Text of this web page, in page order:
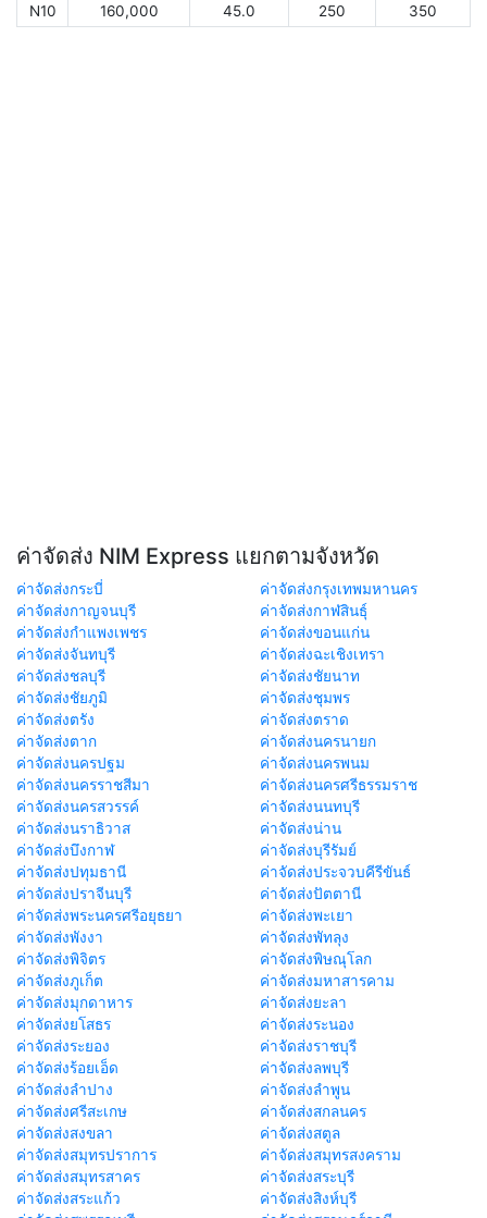
N10
160,000 45.0 250 350
ค่าจัดส่ง NIM Express แยกตามจังหวัด
ค่าจัดส่งกระบี่
ค่าจัดส่งกรุงเทพมหานคร
ค่าจัดส่งกาญจนบุรี
ค่าจัดส่งกาฬสินธุ์
ค่าจัดส่งกำแพงเพชร
ค่าจัดส่งขอนแก่น
ค่าจัดส่งจันทบุรี
ค่าจัดส่งฉะเชิงเทรา
ค่าจัดส่งชลบุรี
ค่าจัดส่งชัยนาท
ค่าจัดส่งชัยภูมิ
ค่าจัดส่งชุมพร
ค่าจัดส่งตรัง
ค่าจัดส่งตราด
ค่าจัดส่งตาก
ค่าจัดส่งนครนายก
ค่าจัดส่งนครปฐม
ค่าจัดส่งนครพนม
ค่าจัดส่งนครราชสีมา
ค่าจัดส่งนครศรีธรรมราช
ค่าจัดส่งนครสวรรค์
ค่าจัดส่งนนทบุรี
ค่าจัดส่งนราธิวาส
ค่าจัดส่งน่าน
ค่าจัดส่งบึงกาฬ
ค่าจัดส่งบุรีรัมย์
ค่าจัดส่งปทุมธานี
ค่าจัดส่งประจวบคีรีขันธ์
ค่าจัดส่งปราจีนบุรี
ค่าจัดส่งปัตตานี
ค่าจัดส่งพระนครศรีอยุธยา
ค่าจัดส่งพะเยา
ค่าจัดส่งพังงา
ค่าจัดส่งพัทลุง
ค่าจัดส่งพิจิตร
ค่าจัดส่งพิษณุโลก
ค่าจัดส่งภูเก็ต
ค่าจัดส่งมหาสารคาม
ค่าจัดส่งมุกดาหาร
ค่าจัดส่งยะลา
ค่าจัดส่งยโสธร
ค่าจัดส่งระนอง
ค่าจัดส่งระยอง
ค่าจัดส่งราชบุรี
ค่าจัดส่งร้อยเอ็ด
ค่าจัดส่งลพบุรี
ค่าจัดส่งลำปาง
ค่าจัดส่งลำพูน
ค่าจัดส่งศรีสะเกษ
ค่าจัดส่งสกลนคร
ค่าจัดส่งสงขลา
ค่าจัดส่งสตูล
ค่าจัดส่งสมุทรปราการ
ค่าจัดส่งสมุทรสงคราม
ค่าจัดส่งสมุทรสาคร
ค่าจัดส่งสระบุรี
ค่าจัดส่งสระแก้ว
ค่าจัดส่งสิงห์บุรี